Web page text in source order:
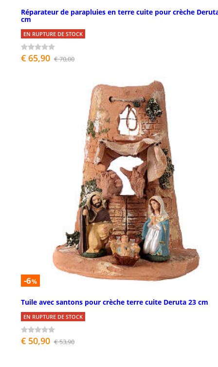
Réparateur de parapluies en terre cuite pour crèche
cm
EN RUPTURE DE STOCK
€ 65,90 € 70,00
-6%
Tuile avec santons pour crèche terre cuite Deruta 23 cm
EN RUPTURE DE STOCK
€ 50,90 € 53,90